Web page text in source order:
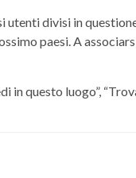
divisi in
paesi. A
questo luogo”,